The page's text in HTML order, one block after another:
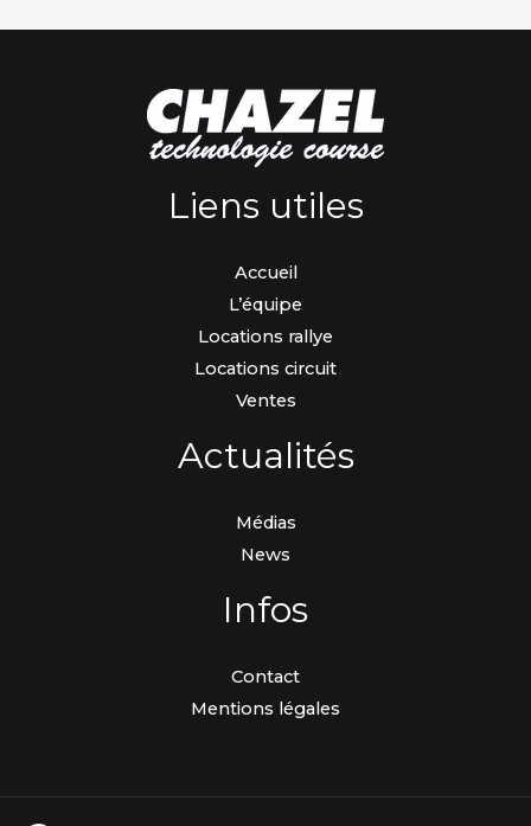
Liens utiles
Accueil
L’équipe
Locations rallye
Locations circuit
Ventes
Actualités
Médias
News
Infos
Contact
Mentions légales